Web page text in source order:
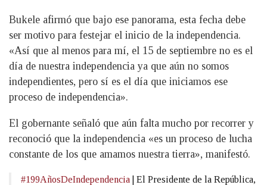
Bukele afirmó que bajo ese panorama, esta fecha debe
ser motivo para festejar el inicio de la independencia.
«Así que al menos para mí, el 15 de septiembre no es el
día de nuestra independencia ya que aún no somos
independientes, pero sí es el día que iniciamos ese
proceso de independencia».
El gobernante señaló que aún falta mucho por recorrer y
reconoció que la independencia «es un proceso de lucha
constante de los que amamos nuestra tierra», manifestó.
#199AñosDeIndependencia | El Presidente de la República,